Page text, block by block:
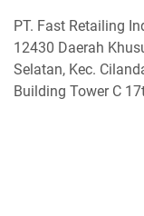
PT. Fast Retailing
12430 Daerah
Selatan, Kec.
Building Tower C